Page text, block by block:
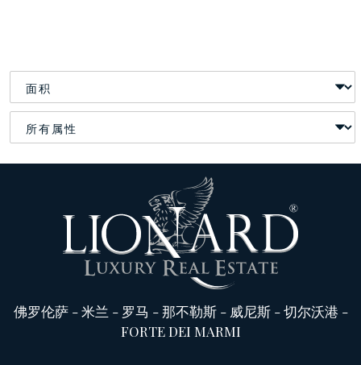
佛罗伦萨-米兰 - 罗马 -那不勒斯- 威尼斯-切尔沃港 -
FORTE DEI MARMI